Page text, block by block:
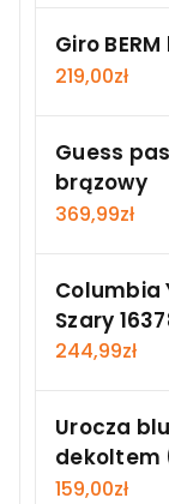
Giro
219,00zł
Guess
brązowy
369,99zł
Columbia
Szary
244,99zł
Urocza
dekoltem
159,00zł